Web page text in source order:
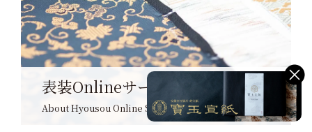
表装Onlineサービス
About Hyousou Online Service »